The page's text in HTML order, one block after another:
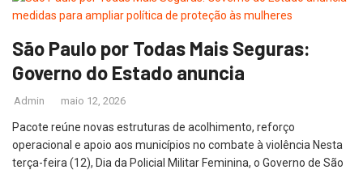
São Paulo por Todas Mais Seguras:
Governo do Estado anuncia
Admin maio 12, 2026
Pacote reúne novas estruturas de acolhimento, reforço
operacional e apoio aos municípios no combate à violência Nesta
terça-feira (12), Dia da Policial Militar Feminina, o Governo de São